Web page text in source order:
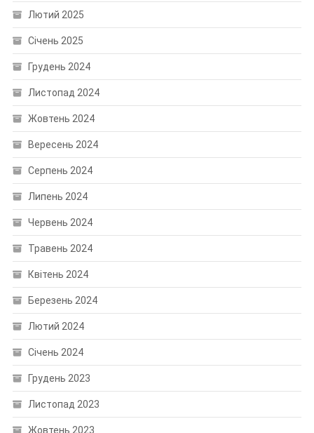
Лютий 2025
Січень 2025
Грудень 2024
Листопад 2024
Жовтень 2024
Вересень 2024
Серпень 2024
Липень 2024
Червень 2024
Травень 2024
Квітень 2024
Березень 2024
Лютий 2024
Січень 2024
Грудень 2023
Листопад 2023
Жовтень 2023